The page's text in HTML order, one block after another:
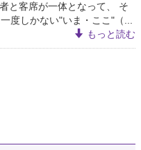
と客席が一体となって、 そ
度しかない"いま・ここ"（...
もっと読む